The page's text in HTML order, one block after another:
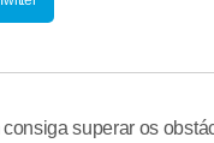
superar os